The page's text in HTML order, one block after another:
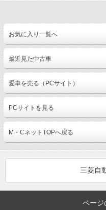
お気に入り一覧へ
最近見た中古車
愛車を売る（PCサイト）
PCサイトを見る
M・CネットTOPへ戻る
三菱自
ページ